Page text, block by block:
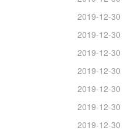
2019-12-30
2019-12-30
2019-12-30
2019-12-30
2019-12-30
2019-12-30
2019-12-30